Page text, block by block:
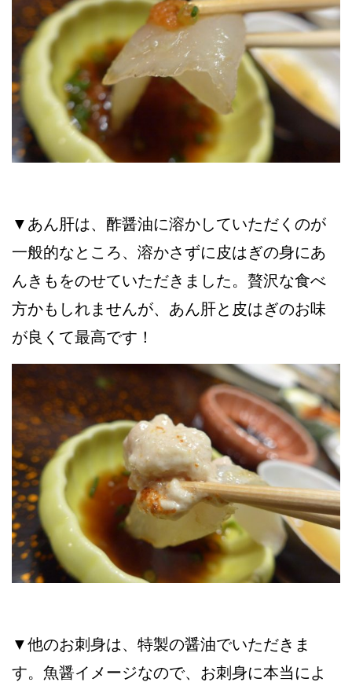
▼あん肝は、酢醤油に溶かしていただくのが
一般的なところ、溶かさずに皮はぎの身にあ
んきもをのせていただきました。贅沢な食べ
方かもしれませんが、あん肝と皮はぎのお味
が良くて最高です！
▼他のお刺身は、特製の醤油でいただきま
す。魚醤イメージなので、お刺身に本当によ